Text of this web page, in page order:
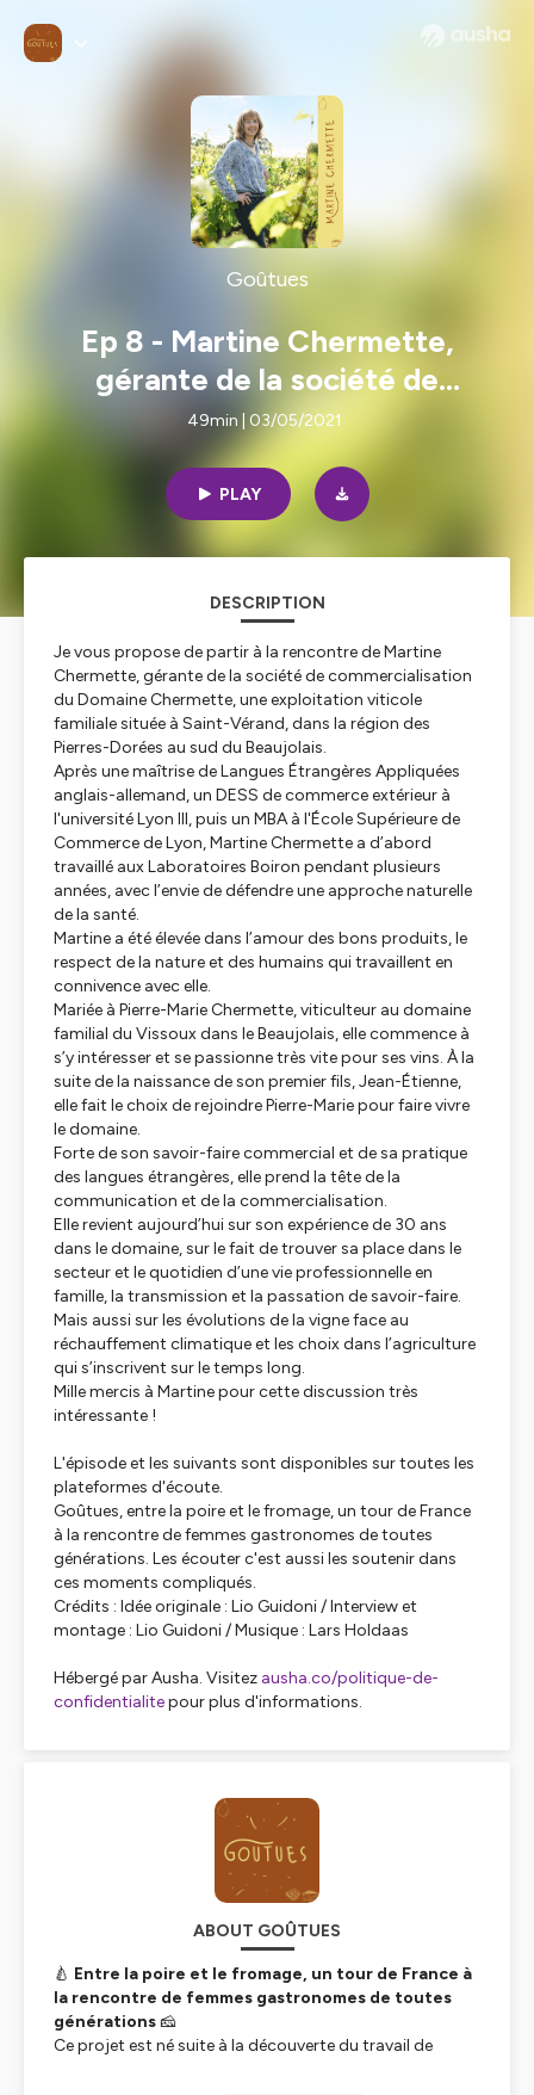
Goûtues
Ep 8 - Martine Chermette,
gérante de la société de
commercialisation du Domaine
Chermette, une exploitation
viticole au sud du Beaujolais
49min | 03/05/2021
PLAY
DESCRIPTION
Je vous propose de partir à la rencontre de Martine
Chermette, gérante de la société de commercialisation
du Domaine Chermette, une exploitation viticole
familiale située à Saint-Vérand, dans la région des
Pierres-Dorées au sud du Beaujolais.
Après une maîtrise de Langues Étrangères Appliquées
anglais-allemand, un DESS de commerce extérieur à
l'université Lyon III, puis un MBA à l'École Supérieure de
Commerce de Lyon, Martine Chermette a d’abord
travaillé aux Laboratoires Boiron pendant plusieurs
années, avec l’envie de défendre une approche naturelle
de la santé.
Martine a été élevée dans l’amour des bons produits, le
respect de la nature et des humains qui travaillent en
connivence avec elle.
Mariée à Pierre-Marie Chermette, viticulteur au domaine
familial du Vissoux dans le Beaujolais, elle commence à
s’y intéresser et se passionne très vite pour ses vins. À la
suite de la naissance de son premier fils, Jean-Étienne,
elle fait le choix de rejoindre Pierre-Marie pour faire vivre
le domaine.
Forte de son savoir-faire commercial et de sa pratique
des langues étrangères, elle prend la tête de la
communication et de la commercialisation.
Elle revient aujourd’hui sur son expérience de 30 ans
dans le domaine, sur le fait de trouver sa place dans le
secteur et le quotidien d’une vie professionnelle en
famille, la transmission et la passation de savoir-faire.
Mais aussi sur les évolutions de la vigne face au
réchauffement climatique et les choix dans l’agriculture
qui s’inscrivent sur le temps long.
Mille mercis à Martine pour cette discussion très
intéressante !
L'épisode et les suivants sont disponibles sur toutes les
plateformes d'écoute.
Goûtues, entre la poire et le fromage, un tour de France
à la rencontre de femmes gastronomes de toutes
générations. Les écouter c'est aussi les soutenir dans
ces moments compliqués.
Crédits : Idée originale : Lio Guidoni / Interview et
montage : Lio Guidoni / Musique : Lars Holdaas
Hébergé par Ausha. Visitez ausha.co/politique-de-
confidentialitepour plus d'informations.
ABOUT GOÛTUES
🍐 Entre la poire et le fromage, un tour de France à
la rencontre de femmes gastronomes de toutes
générations🧀
Ce projet est né suite à la découverte du travail de